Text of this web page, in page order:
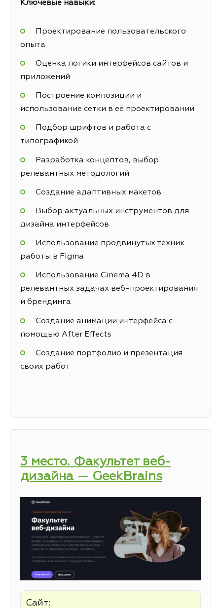
Ключевые навыки:
Проектирование пользовательского
опыта
Оценка логики интерфейсов сайтов и
приложений
Построение композиции и
использование сетки в её проектировании
Подбор шрифтов и работа с
типографикой
Разработка концептов, выбор
релевантных методологий
Создание адаптивных макетов
Выбор актуальных инструментов для
дизайна интерфейсов
Использование продвинутых техник
работы в Figma
Использование Cinema 4D в
релевантных задачах веб-проектирования
и брендинга
Создание анимации интерфейса с
помощью After Effects
Создание портфолио и презентация
своих работ
3 место. Факультет веб-
дизайна — GeekBrains
Сайт: